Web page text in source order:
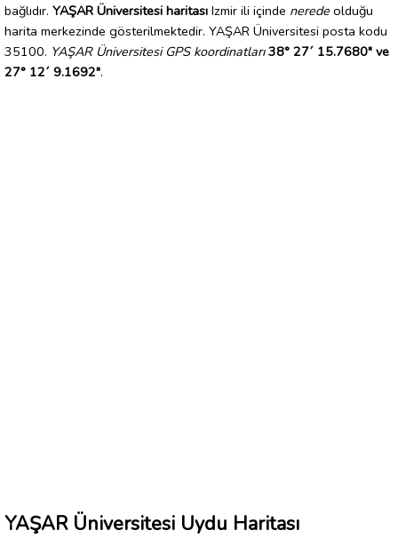
bağlıdır. YAŞAR Üniversitesi haritası Izmir ili içinde nerede olduğu
harita merkezinde gösterilmektedir. YAŞAR Üniversitesi posta kodu
35100. YAŞAR Üniversitesi GPS koordinatları 38° 27´ 15.7680" ve
27° 12´ 9.1692".
YAŞAR Üniversitesi Uydu Haritası